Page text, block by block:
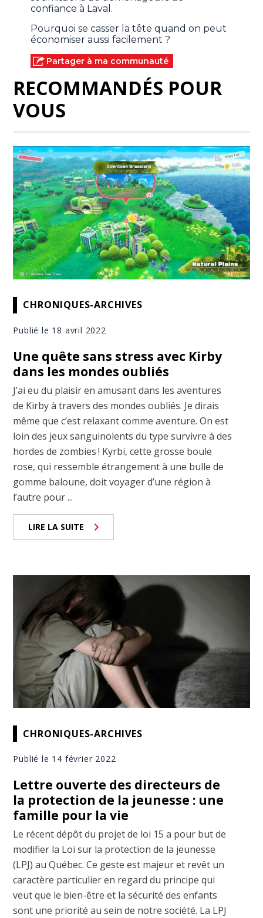
confiance à Laval.
Pourquoi se casser la tête quand on peut
économiser aussi facilement ?
Partager à ma communauté
RECOMMANDÉS POUR
VOUS
CHRONIQUES-ARCHIVES
Publié le 18 avril 2022
Une quête sans stress avec Kirby
dans les mondes oubliés
J’ai eu du plaisir en amusant dans les aventures
de Kirby à travers des mondes oubliés. Je dirais
même que c’est relaxant comme aventure. On est
loin des jeux sanguinolents du type survivre à des
hordes de zombies ! Kyrbi, cette grosse boule
rose, qui ressemble étrangement à une bulle de
gomme baloune, doit voyager d’une région à
l’autre pour ...
LIRE LA SUITE
CHRONIQUES-ARCHIVES
Publié le 14 février 2022
Lettre ouverte des directeurs de
la protection de la jeunesse : une
famille pour la vie
Le récent dépôt du projet de loi 15 a pour but de
modifier la Loi sur la protection de la jeunesse
(LPJ) au Québec. Ce geste est majeur et revêt un
caractère particulier en regard du principe qui
veut que le bien-être et la sécurité des enfants
sont une priorité au sein de notre société. La LPJ